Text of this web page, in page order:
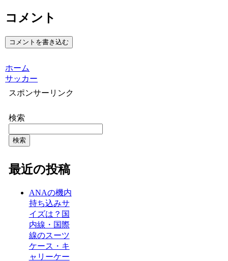
コメント
コメントを書き込む
ホーム
サッカー
スポンサーリンク
検索
検索
最近の投稿
ANAの機内
持ち込みサ
イズは？国
内線・国際
線のスーツ
ケース・キ
ャリーケー